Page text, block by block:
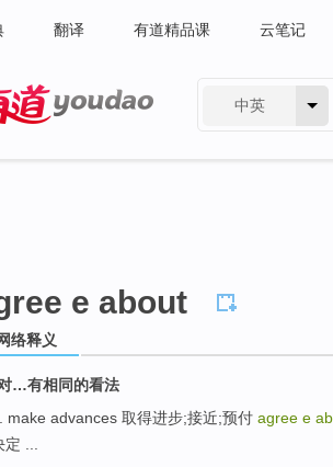
翻译 有道精品课 云笔记
中英
e about
络释义
…有相同的看法
... make advances 取得进步;接近;预付 agree e
定 ...